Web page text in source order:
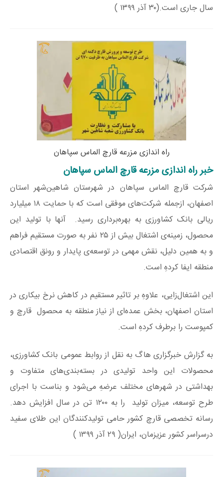
سال جاری است.(۳۰ آذر ۱۳۹۹ )
راه اندازی مزرعه قارچ الماس سپاهان
خبر راه اندازی مزرعه قارچ الماس سپاهان
شرکت قارچ الماس سپاهان در شهرستان شاهین‌شهر استان
اصفهان، ازجمله شرکت‌های موفقی است که با حمایت ۱۸ میلیارد
ریالی بانک کشاورزی به بهره‌برداری رسید. آنها با تولید این
محصول، زمینه‌ی اشتغال بیش از ۲۵ نفر به صورت مستقیم فراهم
و به همین دلیل، نقش مهمی در توسعه‌ی پایدار و رونق اقتصادی
منطقه ایفا کردهِ است.
این اشتغال‌زایی، علاوهِ بر تاثیر مستقیم در کاهش نرخ بیکاری در
استان اصفهان، بخش عمده‌ای از نیاز منطقه به محصول قارچ و
کمپوست را برطرف کردهِ است.
به گزارش خبرگزاری هاگ به نقل از روابط عمومی بانک کشاورزی،
محصولات این واحد تولیدی در بسته‌بندی‌های متفاوت و
بهداشتی در شهرهای مختلف عرضهِ می‌شود و بناست با اجرای
طرح توسعه، میزان تولید را به ۱۲۰۰ تن در سال افزایش دهد.
رسانه تخصصی قارچ کشور حامی تولیدکنندگان این طلای سفید
درسراسر کشور عزیزمان، ایران( ۲۹ آذر ۱۳۹۹ )